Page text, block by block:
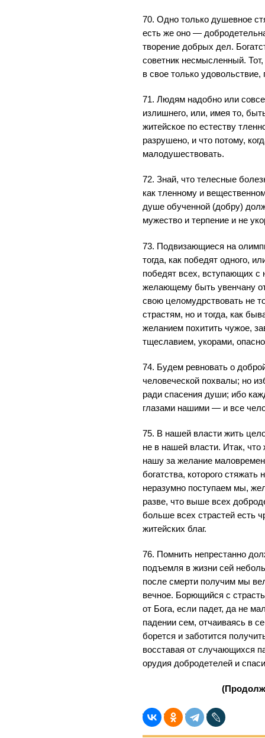
70. Одно только душевное
есть же оно —
творение добрых дел.
советник несмысленный. Тот,
в свое только
71. Людям надобно или
излишнего, или, имея то,
житейское по естеству
разрушено, и что потому,
малодушествовать.
72. Знай, что телесные
как тленному и
душе обученной (добру)
мужество и терпение и не
73. Подвизающиеся на
тогда, как победят одного,
победят всех, вступающих с
желающему быть увенчану
свою целомудрствовать не
страстям, но и тогда, как
желанием похитить чужое,
тщеславием, укорами,
74. Будем ревновать о
человеческой похвалы; но
ради спасения души; ибо
глазами нашими — и все
75. В нашей власти жить
не в нашей власти. Итак,
нашу за желание
богатства, которого
неразумно поступаем мы,
разве, что выше всех
больше всех страстей есть
житейских благ.
76. Помнить непрестанно
подъемля в жизни сей
после смерти получим мы
вечное. Борющийся с
от Бога, если падет, да не
падении сем, отчаиваясь в
борется и заботится
восставая от случающихся
орудия добродетелей и